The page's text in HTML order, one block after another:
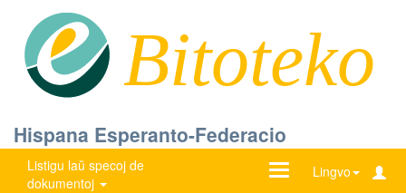
Bitoteko
Hispana Esperanto-Federacio
Listigu laŭ specoj de
dokumentoj
Lingvo
Ŝanĝu